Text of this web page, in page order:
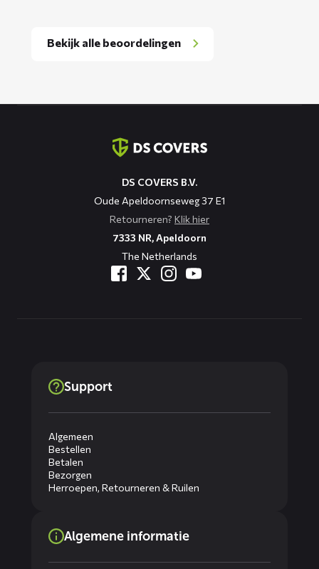
Bekijk alle beoordelingen
DS COVERS B.V.
Oude Apeldoornseweg 37 E1
Retourneren? Klik hier
7333 NR, Apeldoorn
The Netherlands
Support
Algemeen
Bestellen
Betalen
Bezorgen
Herroepen, Retourneren & Ruilen
Algemene informatie